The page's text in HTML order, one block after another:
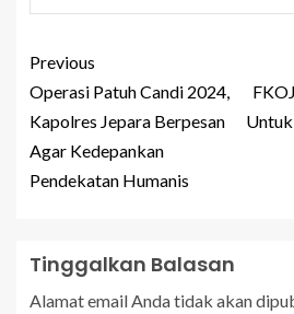
Previous
Operasi Patuh Candi 2024,
Kapolres Jepara Berpesan
Agar Kedepankan
Pendekatan Humanis
Tinggalkan Balasan
Alamat email Anda tidak akan